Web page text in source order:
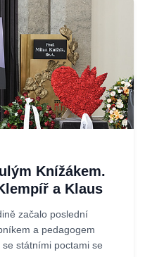
Knížákem.
a Klaus
začalo poslední
a pedagogem
státními poctami se